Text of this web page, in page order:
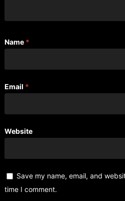
Name *
Email *
Website
Save my name, email, and
time I comment.